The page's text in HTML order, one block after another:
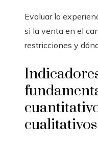
Evaluar la
si la venta en el
restricciones y
cualitativos